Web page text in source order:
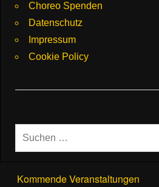
Choreo Spenden
Datenschutz
Impressum
Cookie Policy
Kommende Veranstaltungen